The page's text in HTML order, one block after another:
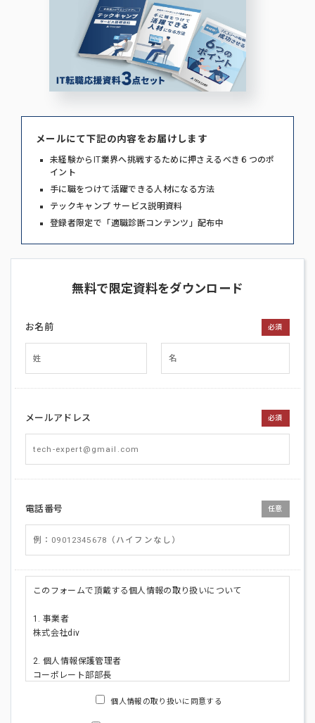
メールにて下記の内容をお届けします
未経験からIT業界へ挑戦するために押さえるべき６つのポ
イント
手に職をつけて活躍できる人材になる方法
テックキャンプ サービス説明資料
登録者限定で「適職診断コンテンツ」配布中
無料で限定資料をダウンロード
お名前 必須
メールアドレス 必須
電話番号 任意
このフォームで頂戴する個人情報の取り扱いについて
1. 事業者
株式会社div
2. 個人情報保護管理者
コーポレート部部長
個人情報の取り扱いに同意する